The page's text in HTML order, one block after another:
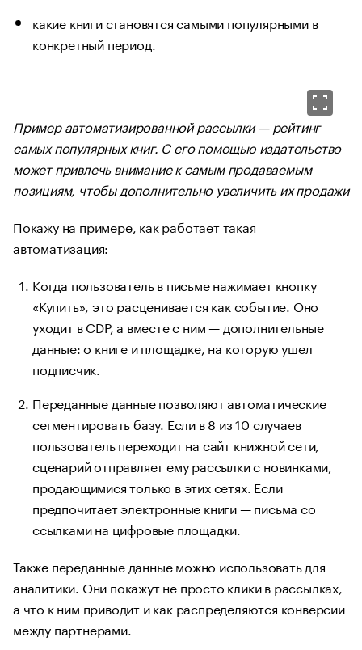
какие книги становятся самыми популярными в
конкретный период.
Пример автоматизированной рассылки — рейтинг
самых популярных книг. С его помощью издательство
может привлечь внимание к самым продаваемым
позициям, чтобы дополнительно увеличить их продажи
Покажу на примере, как работает такая
автоматизация:
Когда пользователь в письме нажимает кнопку
«Купить», это расценивается как событие. Оно
уходит в CDP, а вместе с ним — дополнительные
данные: о книге и площадке, на которую ушел
подписчик.
Переданные данные позволяют автоматические
сегментировать базу. Если в 8 из 10 случаев
пользователь переходит на сайт книжной сети,
сценарий отправляет ему рассылки с новинками,
продающимися только в этих сетях. Если
предпочитает электронные книги — письма со
ссылками на цифровые площадки.
Также переданные данные можно использовать для
аналитики. Они покажут не просто клики в рассылках,
а что к ним приводит и как распределяются конверсии
между партнерами.